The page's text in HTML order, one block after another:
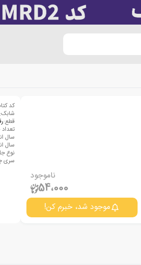
ناموجود
54،000
موجود شد، خبرم کن!
کد
قطع:
سال
سال
نوع
سری